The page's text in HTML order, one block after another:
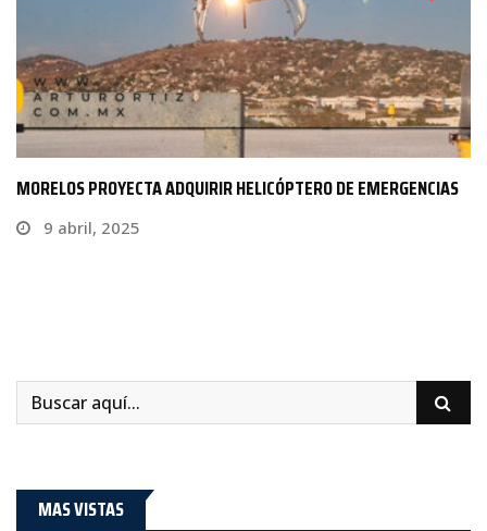
INAUGURAN AUTORIDADES XXIII EDICIÓN DE LA CUMBRE
INFANTIL…
MAS VISTAS